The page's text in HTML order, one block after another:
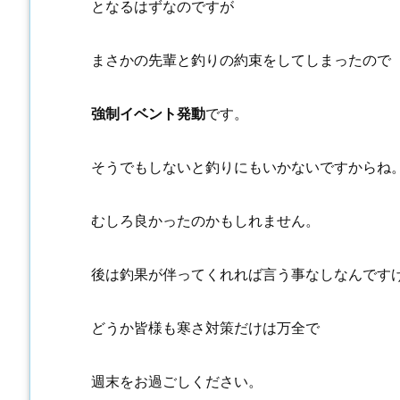
となるはずなのですが
まさかの先輩と釣りの約束をしてしまったので
強制イベント発動です。
そうでもしないと釣りにもいかないですからね。
むしろ良かったのかもしれません。
後は釣果が伴ってくれれば言う事なしなんです
どうか皆様も寒さ対策だけは万全で
週末をお過ごしください。